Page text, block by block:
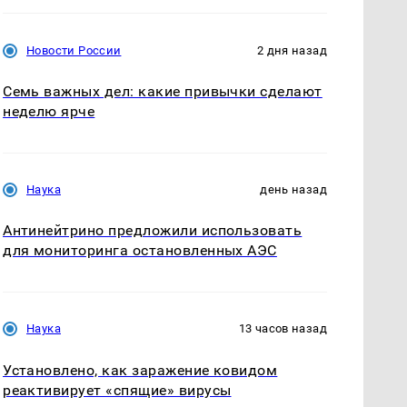
Новости России 2 дня назад
Семь важных дел: какие привычки сделают
неделю ярче
Наука день назад
Антинейтрино предложили использовать
для мониторинга остановленных АЭС
Наука 13 часов назад
Установлено, как заражение ковидом
реактивирует «спящие» вирусы